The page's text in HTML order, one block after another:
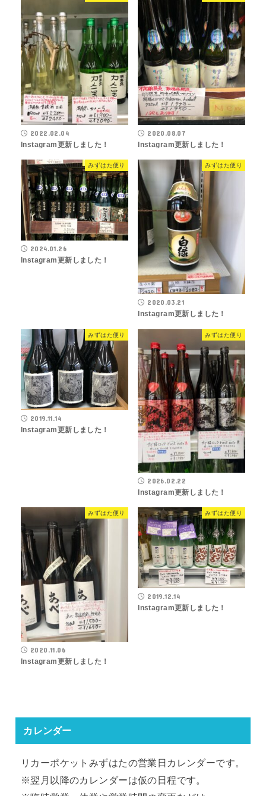
2022.02.04
Instagram更新しました！
2020.08.07
Instagram更新しました！
みずはた便り
2024.01.26
Instagram更新しました！
みずはた便り
2020.03.21
Instagram更新しました！
みずはた便り
2019.11.14
Instagram更新しました！
みずはた便り
2026.02.22
Instagram更新しました！
みずはた便り
2020.11.06
Instagram更新しました！
みずはた便り
2019.12.14
Instagram更新しました！
カレンダー
リカーポケットみずはたの営業日カレンダーです。
※翌月以降のカレンダーは仮の日程です。